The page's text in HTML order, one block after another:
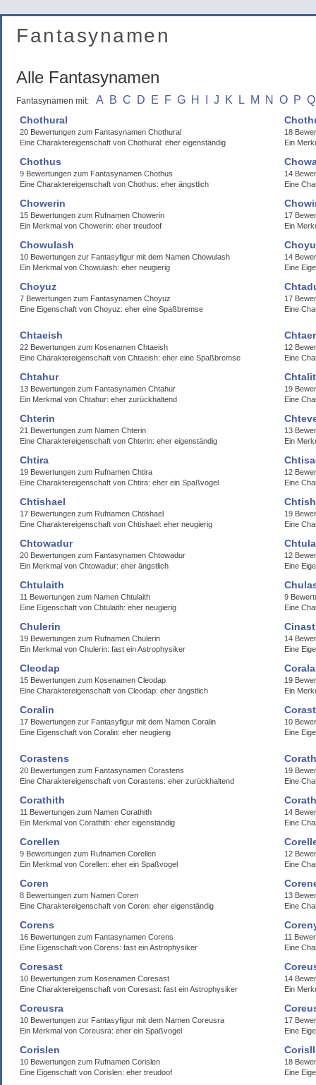
Fantasynamen
Alle Fantasynamen
Fantasynamen mit: A B C D E F G H J K L M N O P Q
Chothural
20 Bewertungen zum Fantasynamen Chothural
Eine Charaktereigenschaft von Chothural: eher eigenständig
18
Ein
Chothus
9 Bewertungen zum Fantasynamen Chothus
Eine Charaktereigenschaft von Chothus: eher ängstlich
14
Eine
Chowerin
15 Bewertungen zum Rufnamen Chowerin
Ein Merkmal von Chowerin: eher treudoof
17
Ein
Chowulash
10 Bewertungen zur Fantasyfigur mit dem Namen Chowulash
Ein Merkmal von Chowulash: eher neugierig
14
Eine
Choyuz
7 Bewertungen zum Fantasynamen Choyuz
Eine Eigenschaft von Choyuz: eher eine Spaßbremse
17
Eine
Chtaeish
22 Bewertungen zum Kosenamen Chtaeish
Eine Charaktereigenschaft von Chtaeish: eher eine Spaßbremse
12
Eine
Chtahur
13 Bewertungen zum Fantasynamen Chtahur
Ein Merkmal von Chtahur: eher zurückhaltend
19
Eine
Chterin
21 Bewertungen zum Namen Chterin
Eine Charaktereigenschaft von Chterin: eher eigenständig
13
Ein
Chtira
19 Bewertungen zum Rufnamen Chtira
Eine Charaktereigenschaft von Chtira: eher ein Spaßvogel
12
Eine
Chtishael
17 Bewertungen zum Rufnamen Chtishael
Eine Charaktereigenschaft von Chtishael: eher neugierig
19
Eine
Chtowadur
20 Bewertungen zum Fantasynamen Chtowadur
Ein Merkmal von Chtowadur: eher ängstlich
12
Eine
Chtulaith
11 Bewertungen zum Namen Chtulaith
Eine Eigenschaft von Chtulaith: eher neugierig
9
Eine
Chulerin
19 Bewertungen zum Rufnamen Chulerin
Ein Merkmal von Chulerin: fast ein Astrophysiker
14
Eine
Cleodap
15 Bewertungen zum Kosenamen Cleodap
Eine Charaktereigenschaft von Cleodap: eher ängstlich
19
Ein
Coralin
17 Bewertungen zur Fantasyfigur mit dem Namen Coralin
Eine Eigenschaft von Coralin: eher neugierig
Corast
10
Eine
Corastens
20 Bewertungen zum Fantasynamen Corastens
Eine Charaktereigenschaft von Corastens: eher zurückhaltend
19
Eine
Corathith
11 Bewertungen zum Namen Corathith
Ein Merkmal von Corathith: eher eigenständig
14
Eine
Corellen
9 Bewertungen zum Rufnamen Corellen
Ein Merkmal von Corellen: eher ein Spaßvogel
12
Eine
Coren
8 Bewertungen zum Namen Coren
Eine Charaktereigenschaft von Coren: eher eigenständig
13
Eine
Corens
16 Bewertungen zum Fantasynamen Corens
Eine Eigenschaft von Corens: fast ein Astrophysiker
11
Eine
Coresast
10 Bewertungen zum Kosenamen Coresast
Eine Charaktereigenschaft von Coresast: fast ein Astrophysiker
14
Ein
Coreusra
10 Bewertungen zur Fantasyfigur mit dem Namen Coreusra
Ein Merkmal von Coreusra: eher ein Spaßvogel
17
Eine
Corislen
10 Bewertungen zum Rufnamen Corislen
Eine Eigenschaft von Corislen: eher treudoof
18
Eine